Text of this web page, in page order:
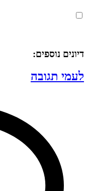
דיונים נוספים:
לעמי תגובה